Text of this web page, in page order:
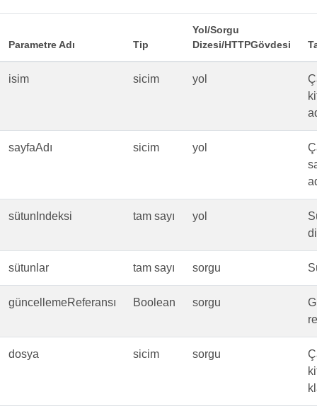
Parametre Adı Tip
Yol/Sorgu
Dizesi/HTTPGövdesi
isim sicim yol
sayfaAdı sicim yol
sütunIndeksi tam sayı yol
sütunlar tam sayı sorgu
güncellemeReferansı Boolean sorgu
dosya sicim sorgu